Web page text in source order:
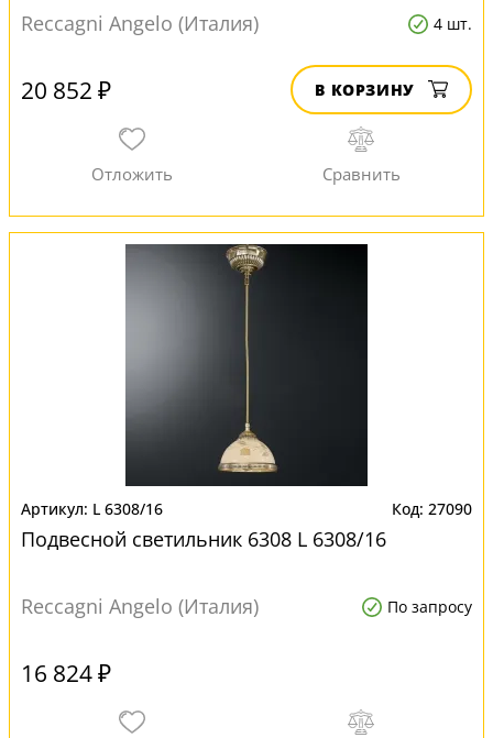
Reccagni Angelo (Италия) 4 шт.
20 852 ₽ В КОРЗИНУ
L 6308/16 27090
Подвесной светильник 6308 L 6308/16
Reccagni Angelo (Италия) По запросу
16 824 ₽